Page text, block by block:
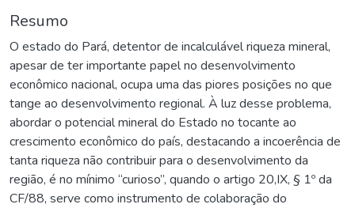
Resumo
O estado do Pará, detentor de incalculável riqueza mineral,
apesar de ter importante papel no desenvolvimento
econômico nacional, ocupa uma das piores posições no que
tange ao desenvolvimento regional. À luz desse problema,
abordar o potencial mineral do Estado no tocante ao
crescimento econômico do país, destacando a incoerência de
tanta riqueza não contribuir para o desenvolvimento da
região, é no mínimo “curioso”, quando o artigo 20,IX, § 1º da
CF/88, serve como instrumento de colaboração do